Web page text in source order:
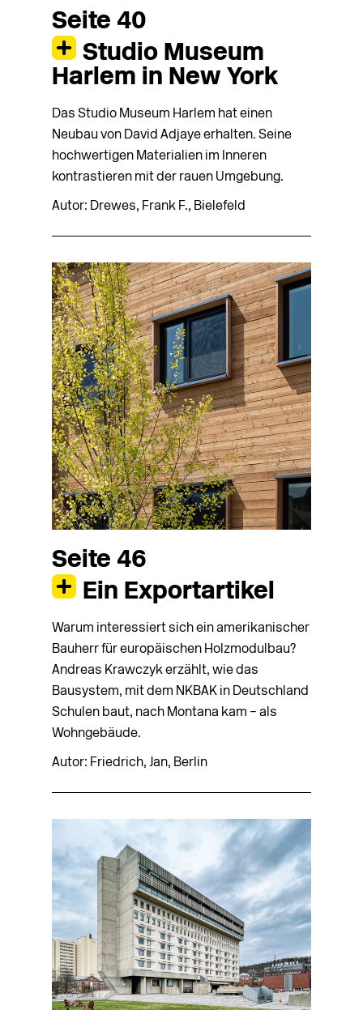
Seite 40
Studio Museum
Harlem in New York
Das Studio Museum Harlem hat einen
Neubau von David Adjaye erhalten. Seine
hochwertigen Materialien im Inneren
kontrastieren mit der rauen Umgebung.
Autor: Drewes, Frank F., Bielefeld
Seite 46
Ein Exportartikel
Warum interessiert sich ein amerikanischer
Bauherr für europäischen Holzmodulbau?
Andreas Krawczyk erzählt, wie ­das
Bausystem, mit dem NKBAK in Deutschland
Schulen baut, nach Montana kam – als
Wohngebäude.
Autor: Friedrich, Jan, Berlin